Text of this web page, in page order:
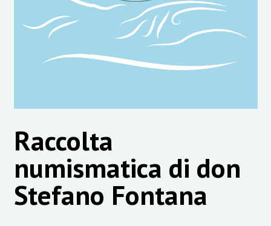
Raccolta
numismatica di don
Stefano Fontana